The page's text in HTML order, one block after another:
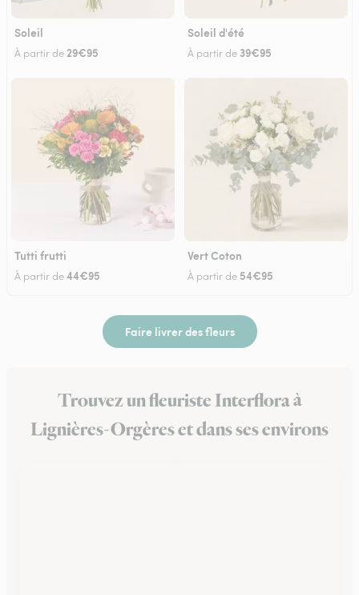
Soleil
À partir de 29€95
Soleil d'été
À partir de 39€95
Tutti frutti
À partir de44€95
Vert Coton
À partir de 54€95
Faire livrer des fleurs
Trouvez un fleuriste Interflora à
Lignières-Orgères et dans ses environs